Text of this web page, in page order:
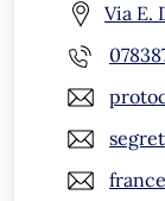
Via E.